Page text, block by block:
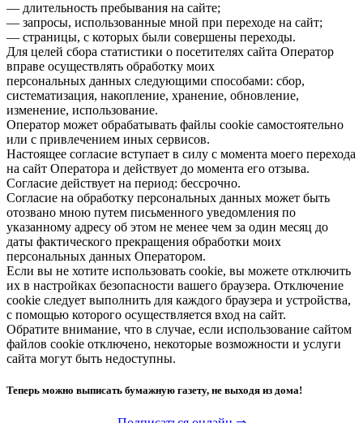
— длительность пребывания на сайте;
— запросы, использованные мной при переходе на сайт;
— страницы, с которых были совершены переходы.
Для целей сбора статистики о посетителях сайта Оператор
вправе осуществлять обработку моих
персональных данных следующими способами: сбор,
систематизация, накопление, хранение, обновление,
изменение, использование.
Оператор может обрабатывать файлы cookie самостоятельно
или с привлечением иных сервисов.
Настоящее согласие вступает в силу с момента моего перехода
на сайт Оператора и действует до момента его отзыва.
Согласие действует на период: бессрочно.
Согласие на обработку персональных данных может быть
отозвано мною путем письменного уведомления по
указанному адресу об этом не менее чем за один месяц до
даты фактического прекращения обработки моих
персональных данных Оператором.
Если вы не хотите использовать cookie, вы можете отключить
их в настройках безопасности вашего браузера. Отключение
cookie следует выполнить для каждого браузера и устройства,
с помощью которого осуществляется вход на сайт.
Обратите внимание, что в случае, если использование сайтом
файлов cookie отключено, некоторые возможности и услуги
сайта могут быть недоступны.
Теперь можно выписать бумажную газету, не выходя из дома!